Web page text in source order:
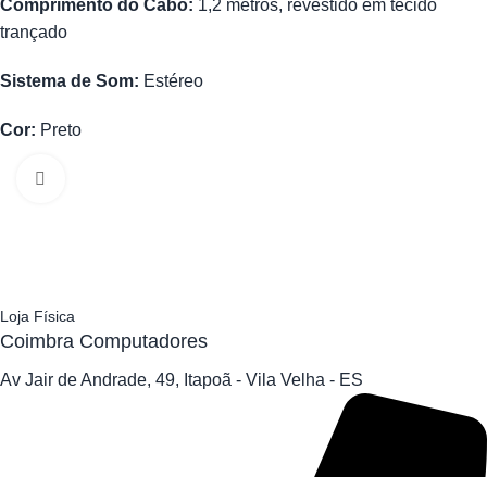
Comprimento do Cabo: 1,2 metros, revestido em tecido
trançado
Sistema de Som: Estéreo
Cor: Preto
Loja Física
Coimbra Computadores
Av Jair de Andrade, 49, Itapoã - Vila Velha - ES